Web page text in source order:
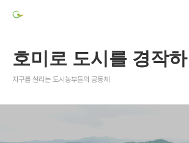
호미로 도시를 경작
지구를 살리는 도시농부들의 공동체